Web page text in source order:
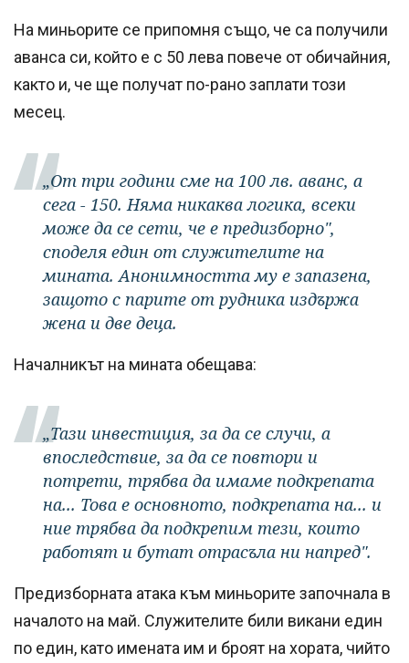
На миньорите се припомня също, че са получили
аванса си, който е с 50 лева повече от обичайния,
както и, че ще получат по-рано заплати този
месец.
„От три години сме на 100 лв. аванс, а
сега - 150. Няма никаква логика, всеки
може да се сети, че е предизборно",
споделя един от служителите на
мината. Анонимността му е запазена,
защото с парите от рудника издържа
жена и две деца.
Началникът на мината обещава:
„Тази инвестиция, за да се случи, а
впоследствие, за да се повтори и
потрети, трябва да имаме подкрепата
на... Това е основното, подкрепата на... и
ние трябва да подкрепим тези, които
работят и бутат отрасъла ни напред".
Предизборната атака към миньорите започнала в
началото на май. Служителите били викани един
по един, като имената им и броят на хората, чийто